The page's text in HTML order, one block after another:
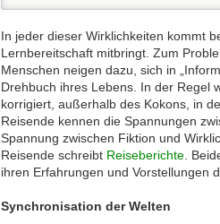
In jeder dieser Wirklichkeiten kommt
Lernbereitschaft mitbringt. Zum
Menschen neigen dazu, sich in
Drehbuch ihres Lebens. In der Regel
korrigiert, außerhalb des Kokons, in
Reisende kennen die Spannungen
Spannung zwischen Fiktion und
Reisende schreibt Reiseberichte .
ihren Erfahrungen und Vorstellungen
Synchronisation der Welten